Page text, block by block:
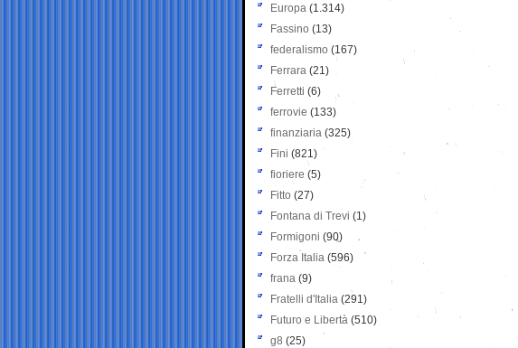
Europa (1.314)
Fassino (13)
federalismo (167)
Ferrara (21)
Ferretti (6)
ferrovie (133)
finanziaria (325)
Fini (821)
fioriere (5)
Fitto (27)
Fontana di Trevi (1)
Formigoni (90)
Forza Italia (596)
frana (9)
Fratelli d'Italia (291)
Futuro e Libertà (510)
g8 (25)